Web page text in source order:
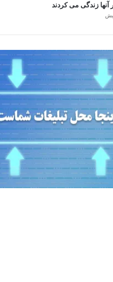
آنها زندگی می کردند